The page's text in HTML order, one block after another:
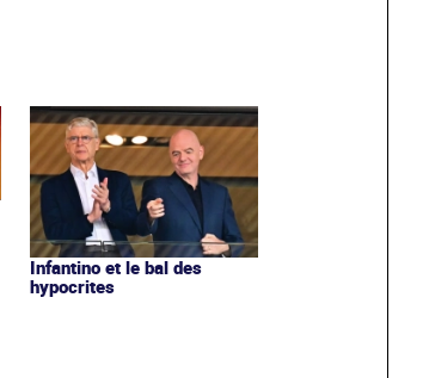
Infantino et le bal des
hypocrites